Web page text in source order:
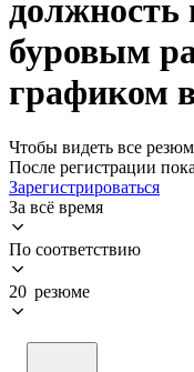
должность
буровым
графиком
Чтобы видеть все
После регистрации
Зарегистрироваться
За всё время
По соответствию
20 резюме